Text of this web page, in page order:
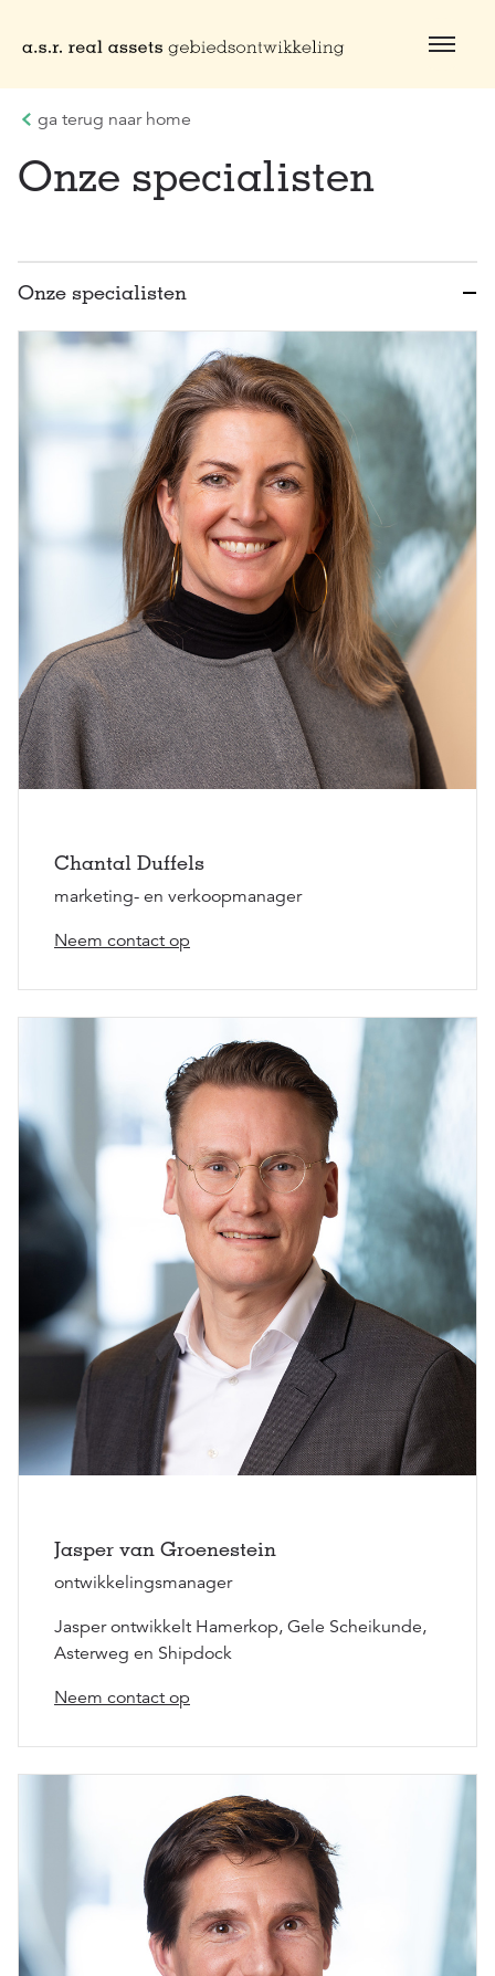
ga terug naar home
Onze specialisten
Onze specialisten
Chantal Duffels
marketing- en verkoopmanager
Neem contact op
Jasper van Groenestein
ontwikkelingsmanager
Jasper ontwikkelt Hamerkop, Gele Scheikunde,
Asterweg en Shipdock
Neem contact op